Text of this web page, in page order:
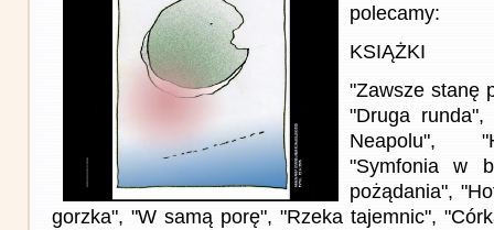
polecamy:
KSIĄŻKI
"Zawsze stanę
"Druga
Neapolu",
"Symfonia w
pożądania",
gorzka", "W samą porę", "Rzeka tajemnic",